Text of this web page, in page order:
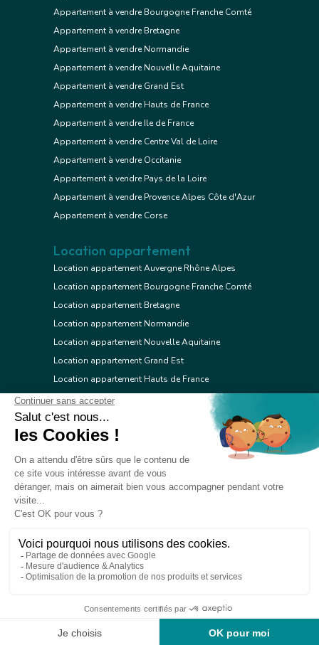
© 2026 Réseau immobilier l'Adresse
Appartement à vendre Bourgogne Franche Comté
Appartement à vendre Bretagne
Appartement à vendre Normandie
Appartement à vendre Nouvelle Aquitaine
Appartement à vendre Grand Est
Appartement à vendre Hauts de France
Appartement à vendre Ile de France
Appartement à vendre Centre Val de Loire
Appartement à vendre Occitanie
Appartement à vendre Pays de la Loire
Appartement à vendre Provence Alpes Côte d'Azur
Appartement à vendre Corse
Location appartement
Location appartement Auvergne Rhône Alpes
Location appartement Bourgogne Franche Comté
Location appartement Bretagne
Location appartement Normandie
Location appartement Nouvelle Aquitaine
Location appartement Grand Est
Location appartement Hauts de France
Location appartement Ile de France
Location appartement Centre Val de Loire
Location appartement Occitanie
Location appartement Provence Alpes Côte d'Azur
Location appartement Corse
Webdesign by Tod.